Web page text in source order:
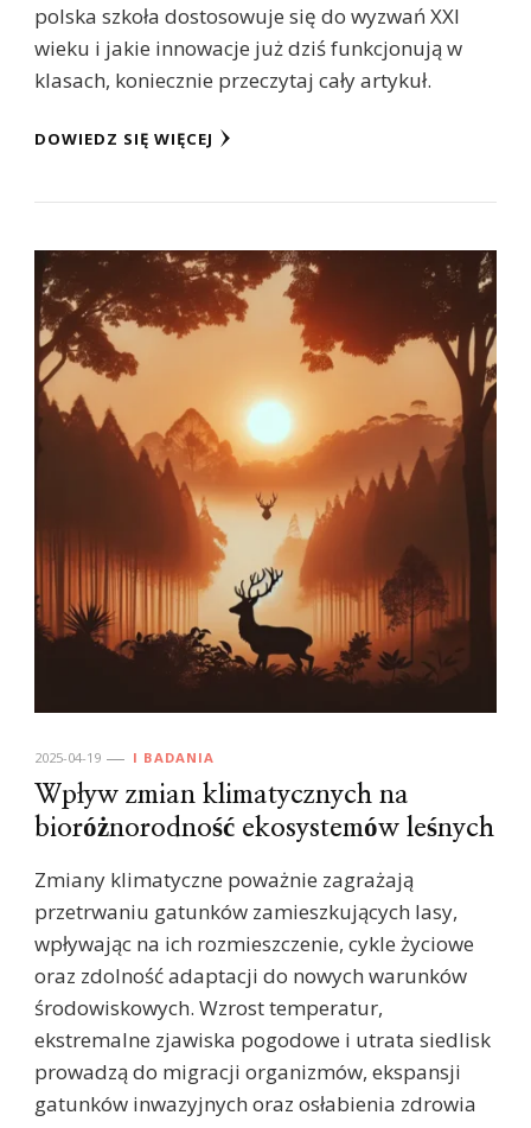
polska szkoła dostosowuje się do wyzwań XXI
wieku i jakie innowacje już dziś funkcjonują w
klasach, koniecznie przeczytaj cały artykuł.
DOWIEDZ SIĘ WIĘCEJ
2025-04-19 I BADANIA
Wpływ zmian klimatycznych na
bioróżnorodność ekosystemów leśnych
Zmiany klimatyczne poważnie zagrażają
przetrwaniu gatunków zamieszkujących lasy,
wpływając na ich rozmieszczenie, cykle życiowe
oraz zdolność adaptacji do nowych warunków
środowiskowych. Wzrost temperatur,
ekstremalne zjawiska pogodowe i utrata siedlisk
prowadzą do migracji organizmów, ekspansji
gatunków inwazyjnych oraz osłabienia zdrowia